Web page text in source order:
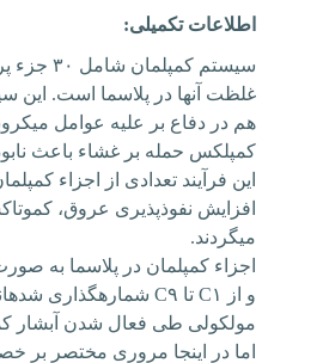
اطلاعات تکمیلی:
سیستم
غلظت آنها در پلاسما است. این
هم در دفاع بر علیه عوامل
کمپلکس حمله بر غشاء باعث
این فرآیند تعدادی از اجزاء
افزایش نفوذپذیری عروق،
می‏گردند.
اجزاء کمپلمان در پلاسما به
و از
C۱تا C۹ شماره‏گذاری
مولکولی طی فعال شدن آبشار
اما در اینجا مروری مختصر بر